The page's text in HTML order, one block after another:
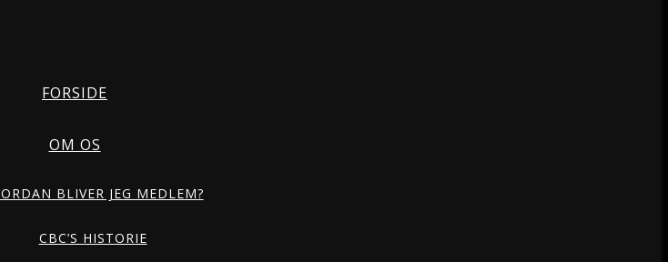
FORSIDE
OM OS
BLIVER JEG MEDLEM?
CBC’S HISTORIE